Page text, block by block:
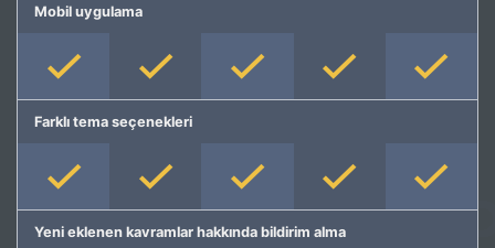
Mobil uygulama
Farklı tema seçenekleri
Yeni eklenen kavramlar hakkında bildirim alma